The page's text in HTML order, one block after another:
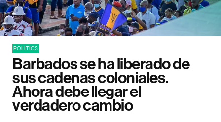
POLITICS
Barbados se ha liberado de
sus cadenas coloniales.
Ahora debe llegar el
verdadero cambio